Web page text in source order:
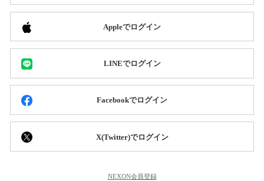
Appleでログイン
LINEでログイン
Facebookでログイン
X(Twitter)でログイン
NEXON会員登録